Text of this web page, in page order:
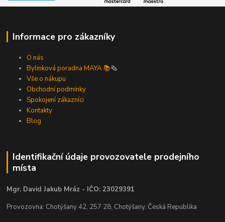
Informace pro zákazníky
O nás
Bylinková poradna MAYA 📚🗞️
Vše o nákupu
Obchodní podmínky
Spokojení zákazníci
Kontakty
Blog
Identifikační údaje provozovatele prodejního
místa
Mgr. David Jakub Mráz - IČO: 23029391
Provozovna: Chotýšany 42, 257 28, Chotýšany, Česká Republika